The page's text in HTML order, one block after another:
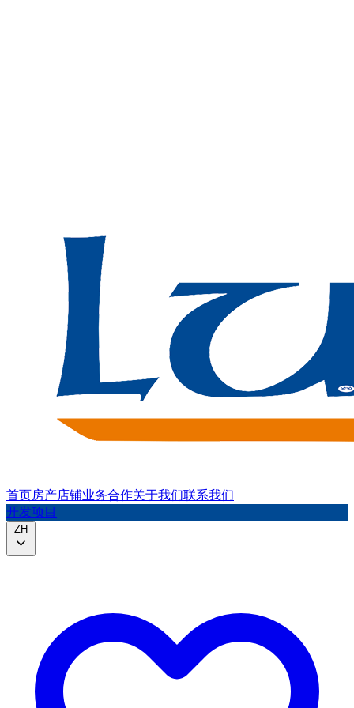
首页房产店铺业务合作关于我们联系我们
开发项目